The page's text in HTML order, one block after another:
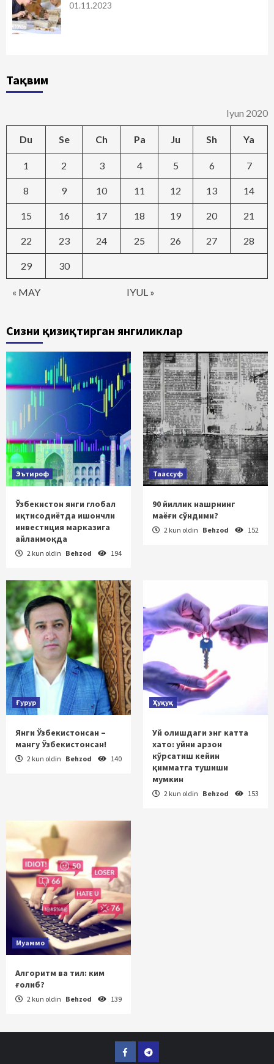
01.11.2023
Тақвим
Iyun 2020
Du Se Ch Pa Ju Sh Ya
« MAY IYUL »
1 2 3 4 5 6 7
8 9 10 11 12 13 14
15 16 17 18 19 20 21
22 23 24 25 26 27 28
29 30
Сизни қизиқтирган янгиликлар
Эътироф
Ўзбекистон янги глобал
иқтисодиётда ишончли
инвестиция марказига
айланмоқда
2 kun oldin Behzod 194
Таассуф
90 йиллик нашрнинг
маёғи сўндими?
2 kun oldin Behzod 152
Ғурур
Янги Ўзбекистонсан –
мангу Ўзбекистонсан!
2 kun oldin Behzod 140
Ҳуқуқ
Уй олишдаги энг катта
хато: уйни арзон
кўрсатиш кейин
қимматга тушиши
мумкин
2 kun oldin Behzod 153
Муаммо
Алгоритм ва тил: ким
ғолиб?
2 kun oldin Behzod 139
FacebookTelegram